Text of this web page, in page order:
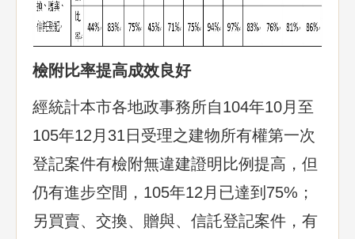
檢附比率提高成效良好
經統計本市各地政事務所自104年10月至
105年12月31日受理之建物所有權第一次
登記案件有檢附無違建證明比例提高，但
仍有進步空間，105年12月已達到75%；
另買賣、交換、贈與、信託登記案件，有